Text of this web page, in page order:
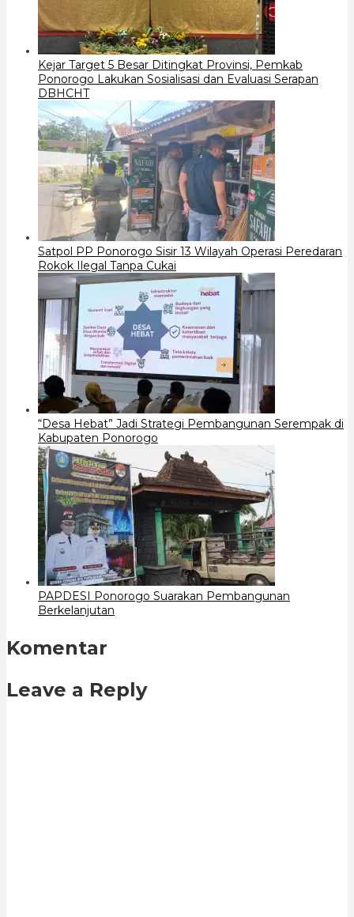
Kejar Target 5 Besar Ditingkat Provinsi, Pemkab
Ponorogo Lakukan Sosialisasi dan Evaluasi Serapan
DBHCHT
Satpol PP Ponorogo Sisir 13 Wilayah Operasi Peredaran
Rokok Ilegal Tanpa Cukai
“Desa Hebat” Jadi Strategi Pembangunan Serempak di
Kabupaten Ponorogo
PAPDESI Ponorogo Suarakan Pembangunan
Berkelanjutan
Komentar
Leave a Reply